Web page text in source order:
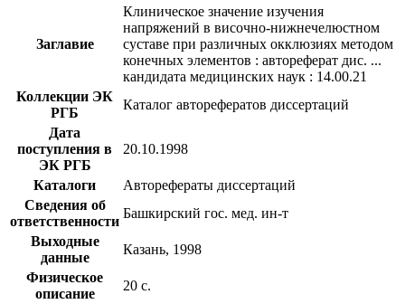
Заглавие
Клиническое значение изучения
напряжений в височно-нижнечелюстном
суставе при различных окклюзиях методом
конечных элементов : автореферат дис. ...
кандидата медицинских наук : 14.00.21
Коллекции ЭК
РГБ
Каталог авторефератов диссертаций
Дата
поступления в
ЭК РГБ
20.10.1998
Каталоги
Авторефераты диссертаций
Сведения об
ответственности
Башкирский гос. мед. ин-т
Выходные
данные
Казань, 1998
Физическое
описание
20 с.